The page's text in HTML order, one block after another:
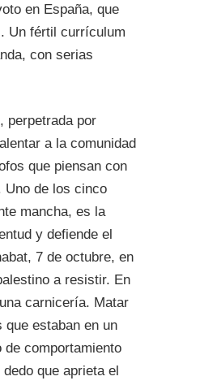
en España, que
Un fértil currículum
con serias
perpetrada por
a la comunidad
que piensan con
Uno de los cinco
mancha, es la
y defiende el
7 de octubre, en
a resistir. En
carnicería. Matar
estaban en un
comportamiento
que aprieta el